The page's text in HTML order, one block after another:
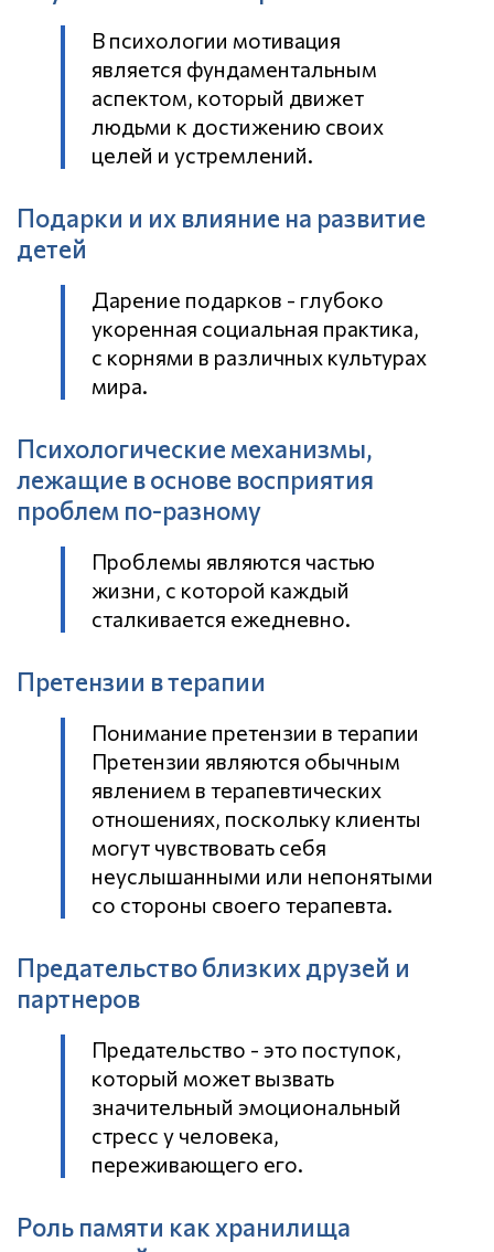
В психологии мотивация
является фундаментальным
аспектом, который движет
людьми к достижению своих
целей и устремлений.
Подарки и их влияние на развитие
детей
Дарение подарков - глубоко
укоренная социальная практика,
с корнями в различных культурах
мира.
Психологические механизмы,
лежащие в основе восприятия
проблем по-разному
Проблемы являются частью
жизни, с которой каждый
сталкивается ежедневно.
Претензии в терапии
Понимание претензии в терапии
Претензии являются обычным
явлением в терапевтических
отношениях, поскольку клиенты
могут чувствовать себя
неуслышанными или непонятыми
со стороны своего терапевта.
Предательство близких друзей и
партнеров
Предательство - это поступок,
который может вызвать
значительный эмоциональный
стресс у человека,
переживающего его.
Роль памяти как хранилища